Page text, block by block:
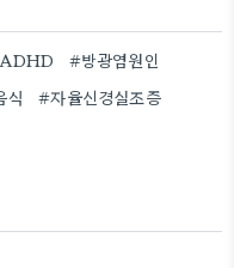
#방광염원인
식
#자율신경실조증